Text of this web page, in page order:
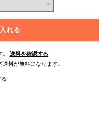
れる
送料を確認する
料が無料になります。
る